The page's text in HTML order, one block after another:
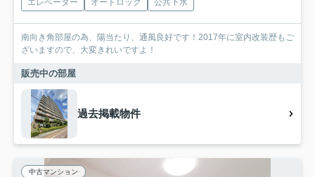
エレベーター オートロック 公共下水
南向き角部屋の為、陽当たり、通風良好です！2017年に室内改装歴もご
ざいますので、大変きれいですよ！
販売中の部屋
過去掲載物件
中古マンション